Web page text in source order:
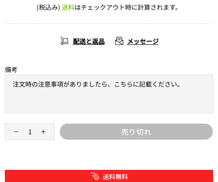
(税込み) 送料はチェックアウト時に計算されます。
配送と返品 メッセージ
備考
売り切れ
送料無料